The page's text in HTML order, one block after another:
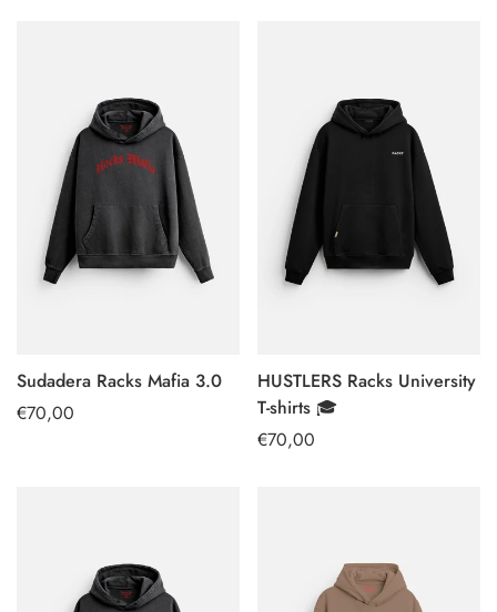
SELECT
Sudadera Racks Mafia 3.0
Regular
€70,00
SELECT
OPTIONS
HUSTLERS Racks University
T-shirts 🎓
Regular
€70,00